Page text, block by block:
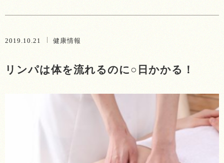
2019.10.21 健康情報
リンパは体を流れるのに○日かかる！